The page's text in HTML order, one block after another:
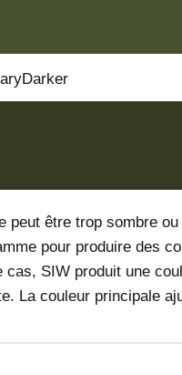
peut être trop sombre
pour produire des
SIW produit une
La couleur principale